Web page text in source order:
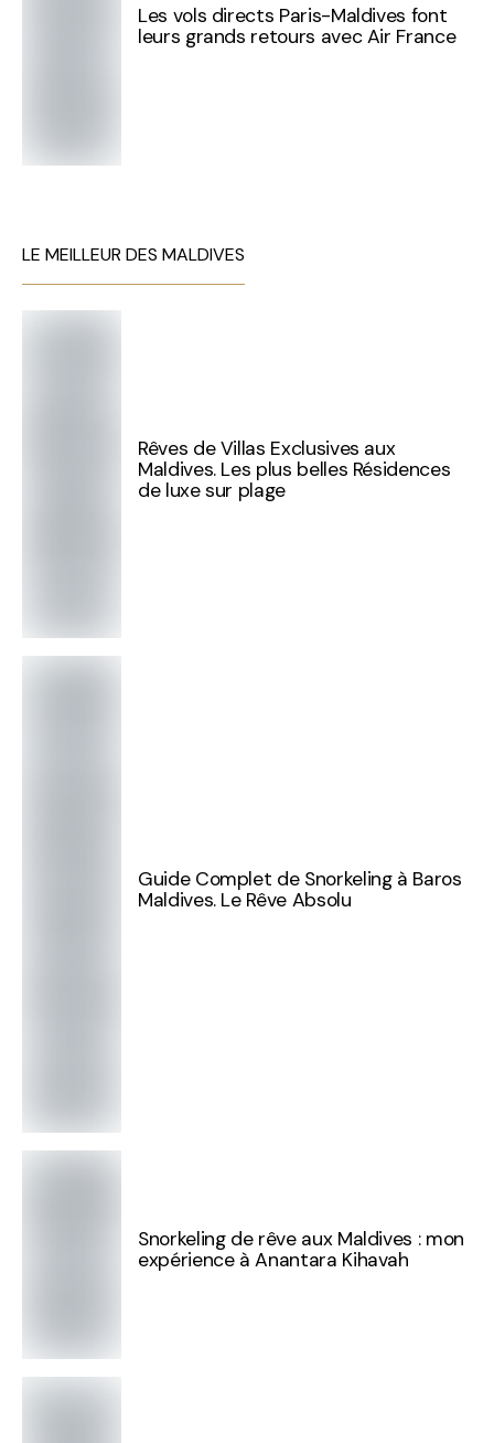
Les vols directs Paris-Maldives font
leurs grands retours avec Air France
LE MEILLEUR DES MALDIVES
Rêves de Villas Exclusives aux
Maldives. Les plus belles Résidences
de luxe sur plage
Guide Complet de Snorkeling à Baros
Maldives. Le Rêve Absolu
Snorkeling de rêve aux Maldives : mon
expérience à Anantara Kihavah